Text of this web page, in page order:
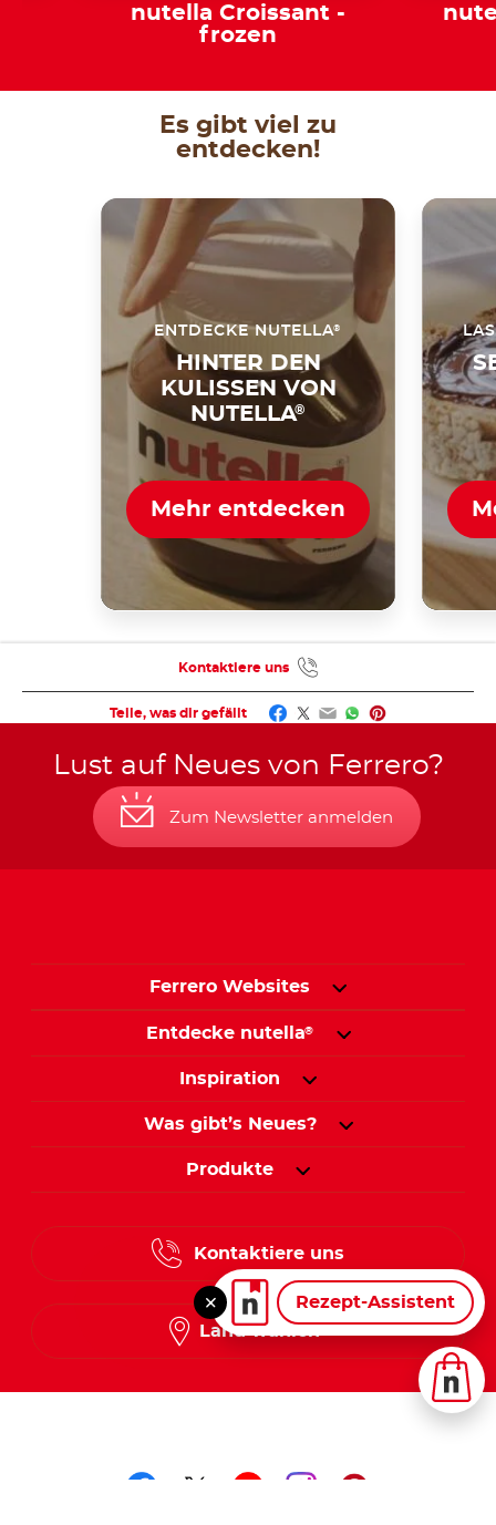
nutella Croissant -
frozen
Es gibt viel zu
entdecken!
ENTDECKE NUTELLA®
HINTER DEN
KULISSEN VON
NUTELLA®
Mehr entdecken
Rezept-Assistent
Teile, was dir gefällt Facebook
Twitter
EmailWhatsApp
Pinterest
Kontaktiere uns
Lust auf Neues von Ferrero?
Zum Newsletter anmelden
Ferrero Websites
Entdecke nutella®
Inspiration
Was gibt’s Neues?
Produkte
Kontaktiere uns
Land wählen